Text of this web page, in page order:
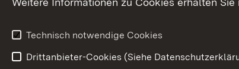
Technisch notwendige Cookies
Drittanbieter-Cookies (Siehe